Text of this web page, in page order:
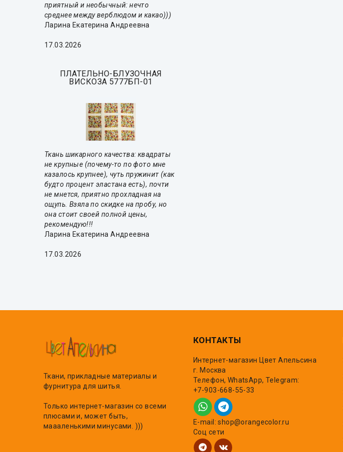
приятный и необычный: нечто
среднее между верблюдом и какао)))
Ларина Екатерина Андреевна
17.03.2026
ПЛАТЕЛЬНО-БЛУЗОЧНАЯ
ВИСКОЗА 5777БП-01
Ткань шикарного качества: квадраты
не крупные (почему-то по фото мне
казалось крупнее), чуть пружинит (как
будто процент эластана есть), почти
не мнется, приятно прохладная на
ощупь. Взяла по скидке на пробу, но
она стоит своей полной цены,
рекомендую!!!
Ларина Екатерина Андреевна
17.03.2026
Ткани, прикладные материалы и
фурнитура для шитья.
Только интернет-магазин со всеми
плюсами и, может быть,
маааленькими минусами. )))
КОНТАКТЫ
Интернет-магазин Цвет Апельсина
г. Москва
Телефон, WhatsApp, Telegram:
+7-903-668-55-33
E-mail: shop@orangecolor.ru
Соц сети